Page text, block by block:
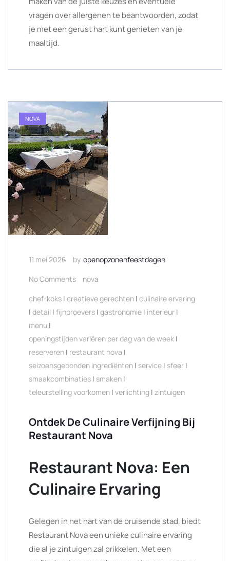
vragen over allergenen te beantwoorden, zodat
je met een gerust hart kunt genieten van je
maaltijd.
NOVA
11 mei 2026 by openopzonenfeestdagen
No Comments
nova
chef-koks | creatieve gerechten | culinaire ervaring
| detail | fijnproevers | gastronomie | interieur |
menu |
openingstijden variëren per dag van de week |
reserveren | restaurant nova |
seizoensgebonden ingrediënten | service | sfeer |
smaakcombinaties | smaken |
teleurstelling voorkomen | verlichting | zintuigen
Ontdek De Culinaire Verfijning Bij
Restaurant Nova
Restaurant Nova: Een
Culinaire Ervaring
Gelegen in het hart van de bruisende stad, biedt
Restaurant Nova een unieke culinaire ervaring
die al je zintuigen zal prikkelen. Met een